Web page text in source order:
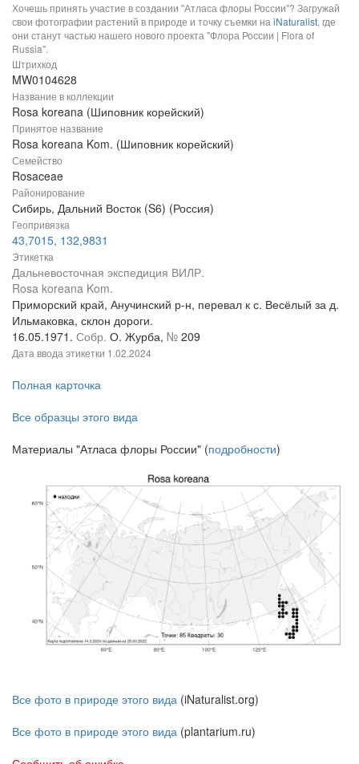
Хочешь принять участие в создании "Атласа флоры России"? Загружай
свои фотографии растений в природе и точку съемки на iNaturalist, где
они станут частью нашего нового проекта "Флора России | Flora of
Russia".
Штрихкод
MW0104628
Название в коллекции
Rosa koreana (Шиповник корейский)
Принятое название
Rosa koreana Kom. (Шиповник корейский)
Семейство
Rosaceae
Районирование
Сибирь, Дальний Восток (S6) (Россия)
Геопривязка
43,7015, 132,9831
Этикетка
Дальневосточная экспедиция ВИЛР.
Rosa koreana Kom.
Приморский край, Анучинский р-н, перевал к с. Весёлый за д.
Ильмаковка, склон дороги.
16.05.1971. Собр. О. Журба, № 209
Дата ввода этикетки 1.02.2024
Полная карточка
Все образцы этого вида
Материалы "Атласа флоры России" (подробности)
Все фото в природе этого вида (iNaturalist.org)
Все фото в природе этого вида (plantarium.ru)